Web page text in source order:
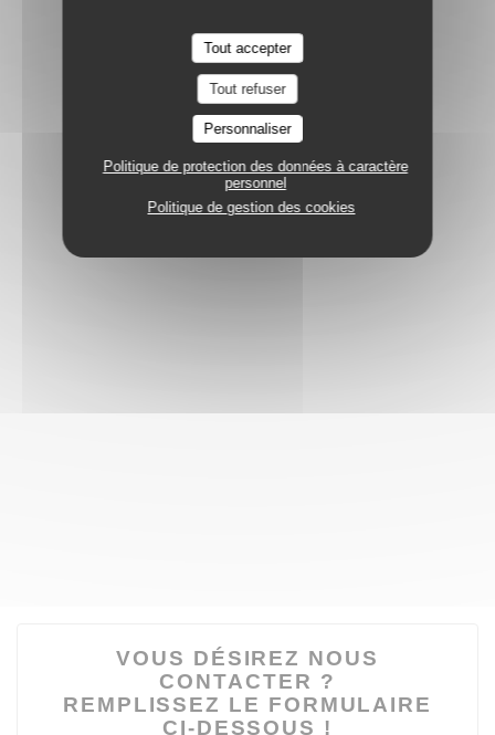
Tout accepter
Tout refuser
Personnaliser
Politique de protection des données à caractère
personnel
Politique de gestion des cookies
VOUS DÉSIREZ NOUS
CONTACTER ?
REMPLISSEZ LE FORMULAIRE
CI-DESSOUS !